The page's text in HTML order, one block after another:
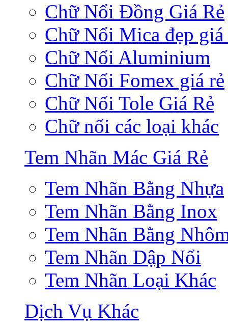
Chữ Nổi Đồng Giá Rẻ
Chữ Nổi Mica đẹp giá
Chữ Nổi Aluminium
Chữ Nổi Fomex giá rẻ
Chữ Nổi Tole Giá Rẻ
Chữ nổi các loại khác
Tem Nhãn Mác Giá Rẻ
Tem Nhãn Bằng Nhựa
Tem Nhãn Bằng Inox
Tem Nhãn Bằng
Tem Nhãn Dập Nổi
Tem Nhãn Loại Khác
Dịch Vụ Khác